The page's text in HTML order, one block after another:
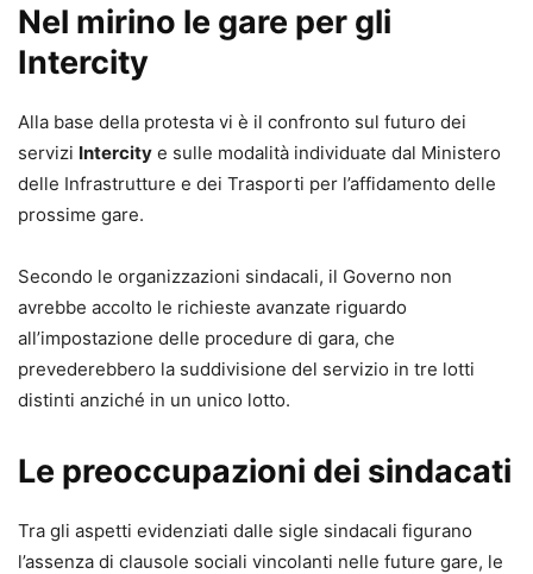
Nel mirino le gare per gli
Intercity
Alla base della protesta vi è il confronto sul futuro dei
servizi Intercity e sulle modalità individuate dal Ministero
delle Infrastrutture e dei Trasporti per l’affidamento delle
prossime gare.
Secondo le organizzazioni sindacali, il Governo non
avrebbe accolto le richieste avanzate riguardo
all’impostazione delle procedure di gara, che
prevederebbero la suddivisione del servizio in tre lotti
distinti anziché in un unico lotto.
Le preoccupazioni dei sindacati
Tra gli aspetti evidenziati dalle sigle sindacali figurano
l’assenza di clausole sociali vincolanti nelle future gare, le